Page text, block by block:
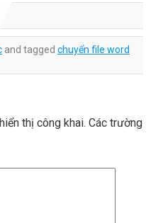
and tagged chuyển file word
thị công khai. Các trường